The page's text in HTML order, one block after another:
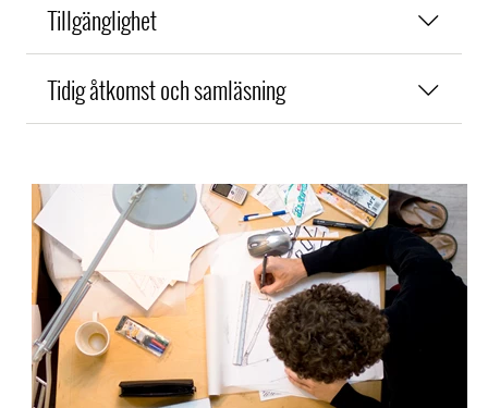
Tillgänglighet
Tidig åtkomst och samläsning